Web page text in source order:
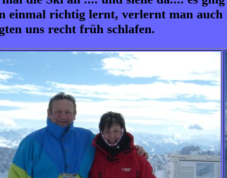
einmal richtig lernt, verlernt man
uns recht früh schlafen.